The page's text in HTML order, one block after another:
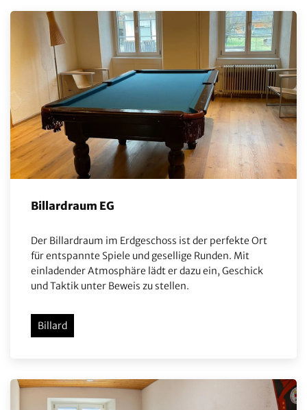
Billardraum EG
Der Billardraum im Erdgeschoss ist der perfekte Ort
für entspannte Spiele und gesellige Runden. Mit
einladender Atmosphäre lädt er dazu ein, Geschick
und Taktik unter Beweis zu stellen.
Billard